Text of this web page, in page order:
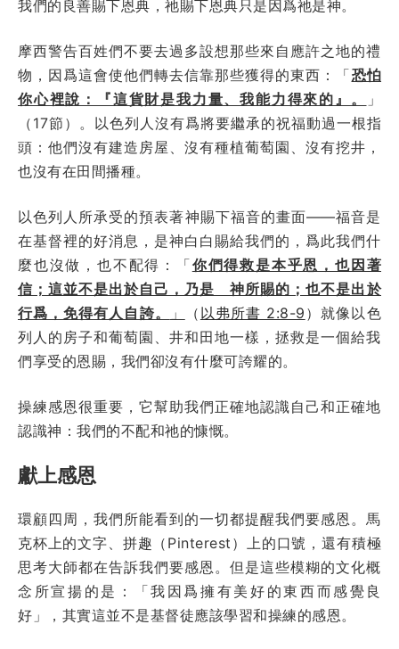
我們的良善賜下恩典，祂賜下恩典只是因爲祂是神。
摩西警告百姓們不要去過多設想那些來自應許之地的禮
物，因爲這會使他們轉去信靠那些獲得的東西：
「恐怕
你心裡說：『這貨財是我力量、我能力得來的』。
」
（17節）。以色列人沒有爲將要繼承的祝福動過一根指
頭：他們沒有建造房屋、沒有種植葡萄園、沒有挖井，
也沒有在田間播種。
以色列人所承受的預表著神賜下福音的畫面——福音是
在基督裡的好消息，是神白白賜給我們的，爲此我們什
麼也沒做，也不配得：
「你們得救是本乎恩，也因著
信；這並不是出於自己，乃是 神所賜的；也不是出於
行爲，免得有人自誇。
」 （ 以弗所書 2:8-9 ）就像以色
列人的房子和葡萄園、井和田地一樣，拯救是一個給我
們享受的恩賜，我們卻沒有什麼可誇耀的。
操練感恩很重要，它幫助我們正確地認識自己和正確地
認識神：我們的不配和祂的慷慨。
獻上感恩
環顧四周，我們所能看到的一切都提醒我們要感恩。馬
克杯上的文字、拼趣（Pinterest）上的口號，還有積極
思考大師都在告訴我們要感恩。但是這些模糊的文化概
念所宣揚的是：
「我因爲擁有美好的東西而感覺良
好」
，其實這並不是基督徒應該學習和操練的感恩。